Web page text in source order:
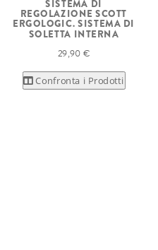
SISTEMA DI
REGOLAZIONE SCOTT
ERGOLOGIC. SISTEMA DI
SOLETTA INTERNA
29,90 €
Confronta i Prodotti